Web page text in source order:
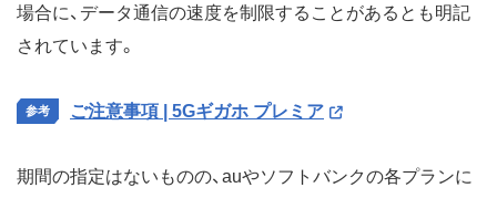
場合に、データ通信の速度を制限することがあるとも明記
されています。
ご注意事項 | 5Gギガホ プレミア
期間の指定はないものの、auやソフトバンクの各プランに